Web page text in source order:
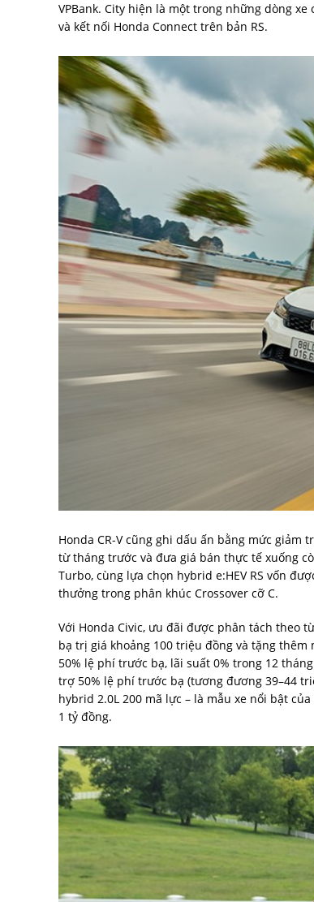
VPBank. City hiện là một trong những dòng
và kết nối Honda Connect trên bản RS.
Honda CR-V cũng ghi dấu ấn bằng mức giảm
từ tháng trước và đưa giá bán thực tế xuống
Turbo, cùng lựa chọn hybrid e:HEV RS vốn
thưởng trong phân khúc Crossover cỡ C.
Với Honda Civic, ưu đãi được phân tách theo
bạ trị giá khoảng 100 triệu đồng và tặng
50% lệ phí trước bạ, lãi suất 0% trong 12
trợ 50% lệ phí trước bạ (tương đương 39–44
hybrid 2.0L 200 mã lực – là mẫu xe nổi bật
1 tỷ đồng.